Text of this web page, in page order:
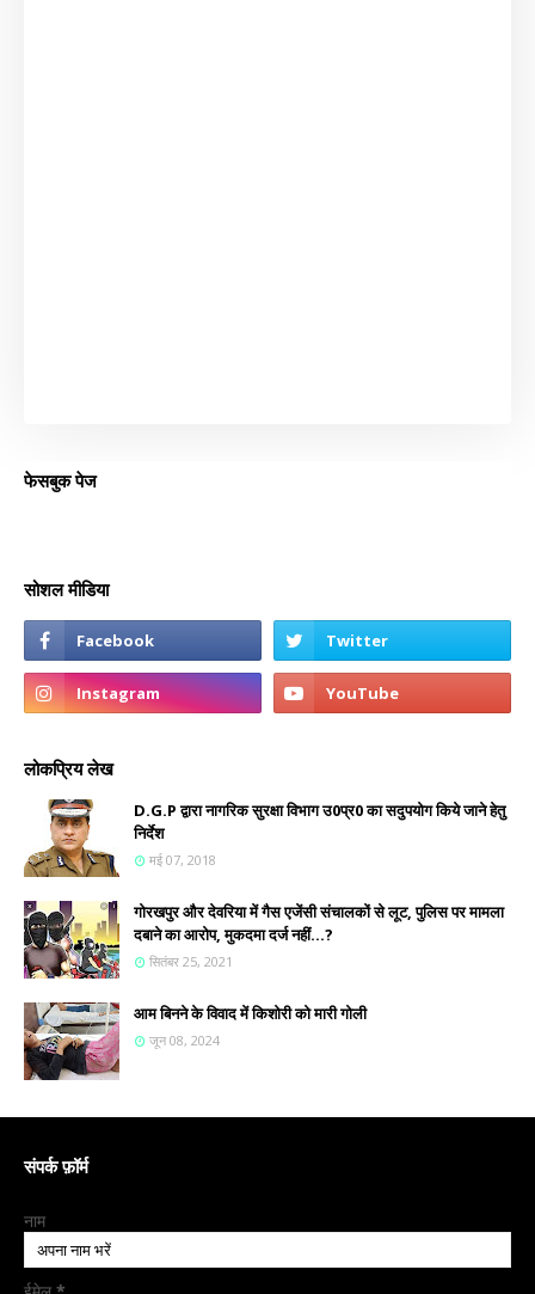
फेसबुक पेज
सोशल मीडिया
लोकप्रिय लेख
D.G.P द्वारा नागरिक सुरक्षा विभाग उ0प्र0 का सदुपयोग किये जाने हेतु
निर्देश
मई 07, 2018
गोरखपुर और देवरिया में गैस एजेंसी संचालकों से लूट, पुलिस पर मामला
दबाने का आरोप, मुकदमा दर्ज नहीं...?
सितंबर 25, 2021
आम बिनने के विवाद में किशोरी को मारी गोली
जून 08, 2024
संपर्क फ़ॉर्म
नाम